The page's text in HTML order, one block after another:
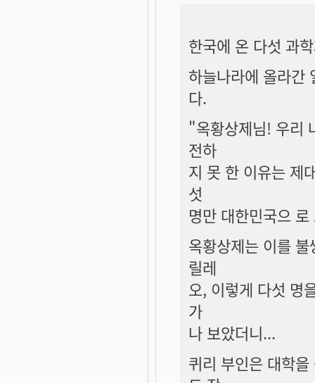
한국에 온 다섯 과
하늘나라에 올라간
다.
"옥황상제님! 우리
전하
지 못 한 이유는 제
섯
명만 대한민국으
옥황상제는 이를
릴레
오, 이렇게 다섯 명
가
나 보았더니...
퀴리 부인은 대학